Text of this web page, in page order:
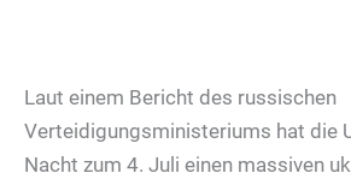
Laut einem Bericht des russischen
Verteidigungsministeriums hat die
Nacht zum 4. Juli einen massiven